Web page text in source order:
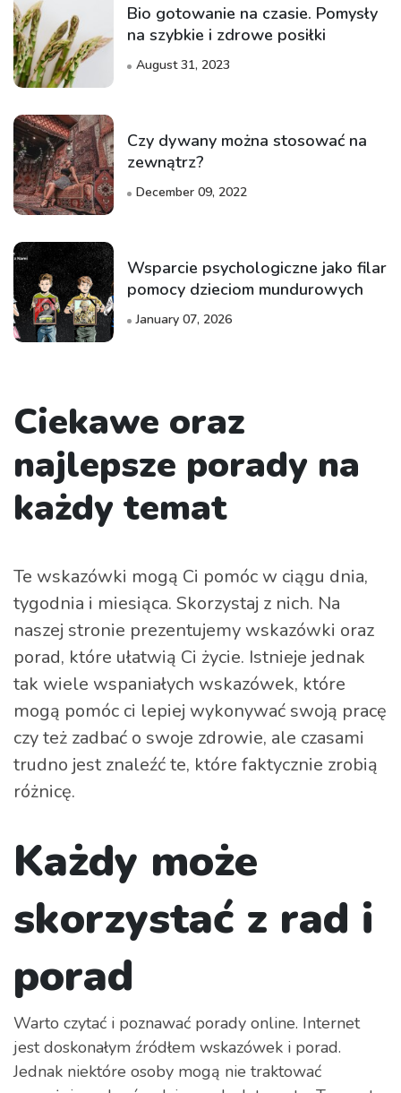
Bio gotowanie na czasie. Pomysły
na szybkie i zdrowe posiłki
August 31, 2023
Czy dywany można stosować na
zewnątrz?
December 09, 2022
Wsparcie psychologiczne jako filar
pomocy dzieciom mundurowych
January 07, 2026
Ciekawe oraz
najlepsze porady na
każdy temat
Te wskazówki mogą Ci pomóc w ciągu dnia,
tygodnia i miesiąca. Skorzystaj z nich. Na
naszej stronie prezentujemy wskazówki oraz
porad, które ułatwią Ci życie. Istnieje jednak
tak wiele wspaniałych wskazówek, które
mogą pomóc ci lepiej wykonywać swoją pracę
czy też zadbać o swoje zdrowie, ale czasami
trudno jest znaleźć te, które faktycznie zrobią
różnicę.
Każdy może
skorzystać z rad i
porad
Warto czytać i poznawać porady online. Internet
jest doskonałym źródłem wskazówek i porad.
Jednak niektóre osoby mogą nie traktować